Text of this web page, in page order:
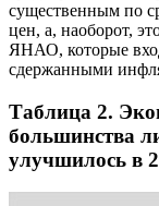
существенным по
цен, а, наоборот,
ЯНАО, которые
сдержанными
Таблица 2.
большинства
улучшилось в